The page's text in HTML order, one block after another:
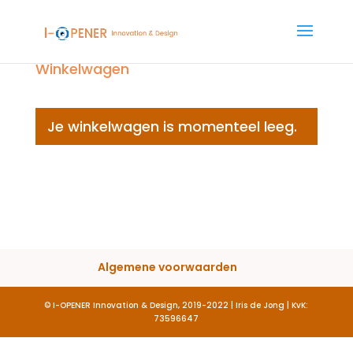
Winkelwagen
Je winkelwagen is momenteel leeg.
Algemene voorwaarden
© I-OPENER Innovation & Design, 2019-2022 | Iris de Jong | KvK:
73596647